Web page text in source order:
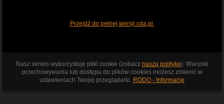
Przejdź do pełnej wersji cda.pl
Nasz serwis wykorzystuje pliki cookie (zobacz naszą politykę). Warunki
przechowywania lub dostępu do plików cookies możesz zmienić w
ustawieniach Twojej przeglądarki. RODO - Informacje